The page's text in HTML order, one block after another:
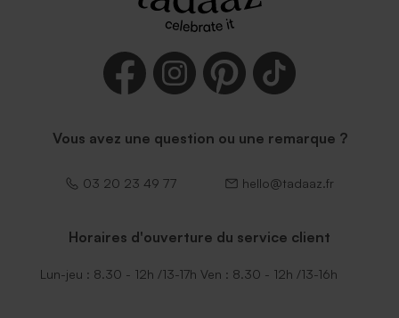
Vous avez une question ou une remarque ?
03 20 23 49 77 hello@tadaaz.fr
Horaires d'ouverture du service client
Lun-jeu : 8.30 - 12h /13-17h Ven : 8.30 - 12h /13-16h